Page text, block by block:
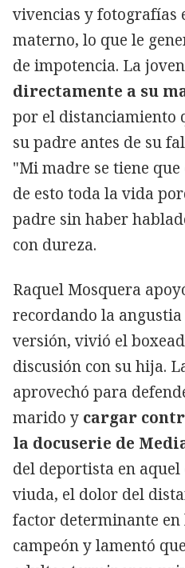
vivencias y fotografías
materno, lo que le
de impotencia. La
directamente a su
por el distanciamiento
su padre antes de su
"Mi madre se tiene
de esto toda la vida
padre sin haber
con dureza.
Raquel Mosquera
recordando la angustia
versión, vivió el
discusión con su hija.
aprovechó para
marido y cargar
la docuserie de
del deportista en aquel
viuda, el dolor del
factor determinante
campeón y lamentó